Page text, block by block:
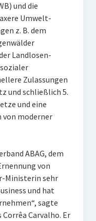
und die
Umwelt-
z. B. dem
Landlosen-
Zulassungen
und schließlich 5.
und eine
von moderner
ABAG, dem
von
Ministerin sehr
und hat
sagte
Carvalho. Er